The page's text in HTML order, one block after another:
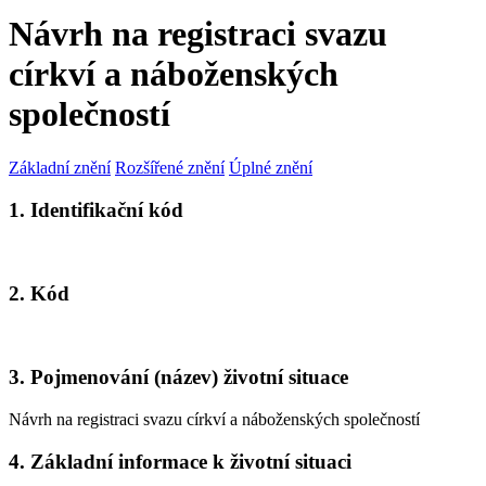
Návrh na registraci svazu
církví a náboženských
společností
Základní znění Rozšířené znění Úplné znění
1. Identifikační kód
2. Kód
3. Pojmenování (název) životní situace
Návrh na registraci svazu církví a náboženských společností
4. Základní informace k životní situaci